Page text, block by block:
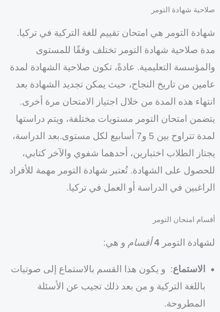
صلاحية شهادة التومر
شهادة التومر هي امتحان تقييم للغة التركية في تركيا.
مدة صلاحية شهادة التومر تختلف وفقًا للمستوى
والمؤسسة التعليمية. عادةً، تكون صلاحية الشهادة لمدة
عامين من تاريخ النجاح، حيث يمكن تجديد الشهادة بعد
انتهاء هذه المدة من خلال اجتياز الامتحان مرة أخرى.
يتضمن امتحان التومر مستويات مختلفة، ويتم دراستها
لمدة تتراوح بين 5 و7 أسابيع لكل مستوى.بعد الدراسة،
يجتاز الطلاب اختبارين، أحدهما شفوي والآخر كتابي،
للحصول على الشهادة. تُعتبر شهادة التومر مهمة للأفراد
الراغبين في الدراسة أو العمل في تركيا.
أقسام امتحان التومر
لشهادة التومر 4 أقسام و هي:
الاستماع: و يكون هذا القسم بالاستماع إلى صوتيات
باللغة التركية و من بعد ذلك تجيب عن الأسئلة
المطروحة.